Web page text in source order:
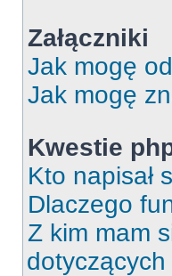
Załączniki
Jak mogę
Jak mogę
Kwestie
Kto napisał
Dlaczego
Z kim mam